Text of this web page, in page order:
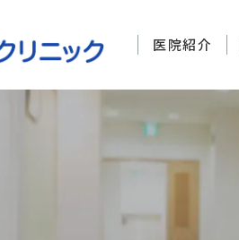
医院紹介